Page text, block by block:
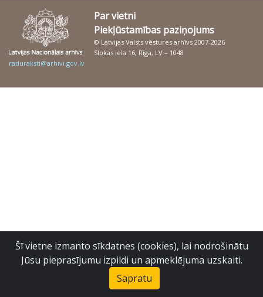
Par vietni
Piekļūstamības paziņojums
© Latvijas Valsts vēstures arhīvs 2007-2026
Slokas iela 16, Rīga, LV – 1048
raduraksti@arhivi.gov.lv
Šī vietne izmanto sīkdatnes (cookies), lai nodrošinātu
Jūsu pieprasījumu izpildi un apmeklējuma uzskaiti.
Sapratu